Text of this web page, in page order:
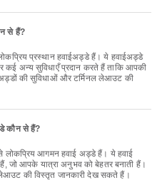
से हैं?
प्रस्थान हवाईअड्डे हैं। ये हवाईअड्डे
कई अन्य सुविधाएँ प्रदान करते हैं ताकि आपकी
की सुविधाओं और टर्मिनल लेआउट की
कौन से हैं?
आगमन हवाई अड्डे हैं। ये हवाई
जो आपके यात्रा अनुभव को बेहतर बनाती हैं।
की विस्तृत जानकारी देख सकते हैं।